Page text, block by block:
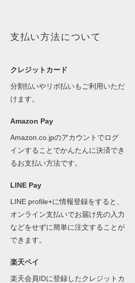
支払い方法について
クレジットカード
分割払いやリボ払いもご利用いただ
けます。
Amazon Pay
Amazon.co.jpのアカウントでログ
インすることでかんたんに決済でき
るお支払い方法です。
LINE Pay
LINE profile+に情報登録をすると、
オンライン支払いでお届け先の入力
などをせずに簡単に注文することが
できます。
楽天ペイ
楽天会員IDに登録したクレジットカ